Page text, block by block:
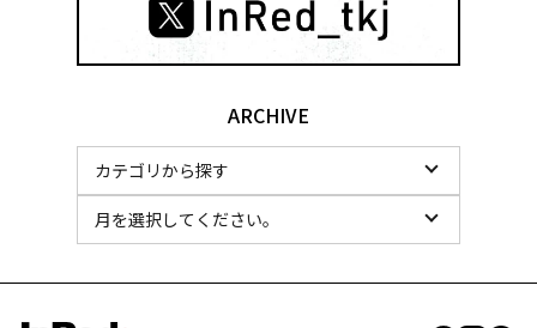
ARCHIVE